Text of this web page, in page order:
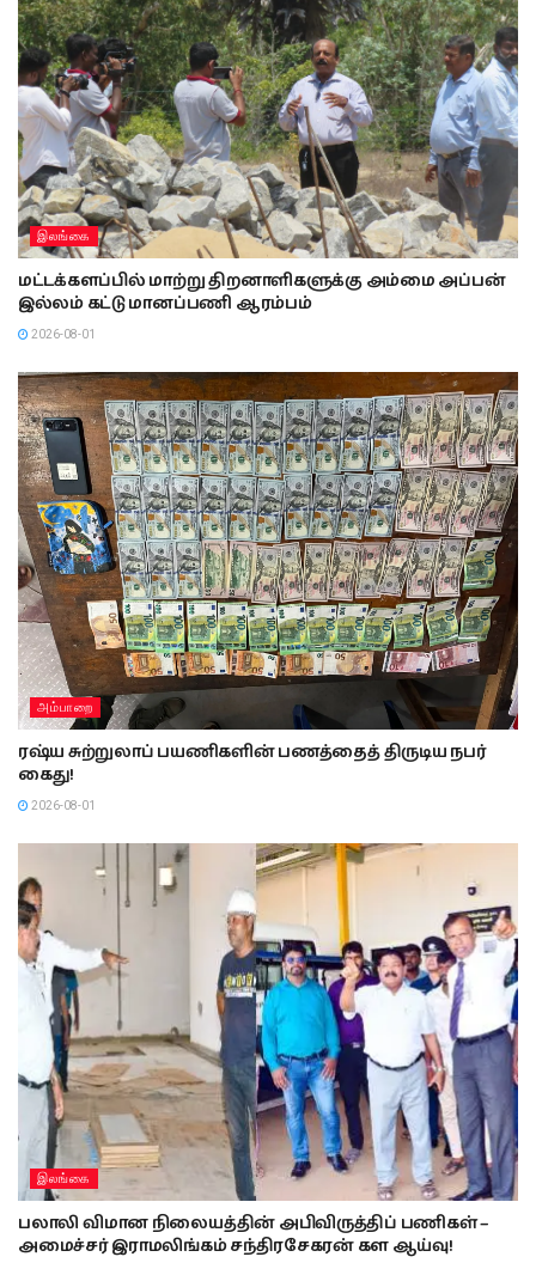
இலங்கை
மட்டக்களப்பில் மாற்று திறனாளிகளுக்கு அம்மை அப்பன்
இல்லம் கட்டு மானப்பணி ஆரம்பம்
2026-08-01
அம்பாறை
ரஷ்ய சுற்றுலாப் பயணிகளின் பணத்தைத் திருடிய நபர்
கைது!
2026-08-01
இலங்கை
பலாலி விமான நிலையத்தின் அபிவிருத்திப் பணிகள் –
அமைச்சர் இராமலிங்கம் சந்திரசேகரன் கள ஆய்வு!